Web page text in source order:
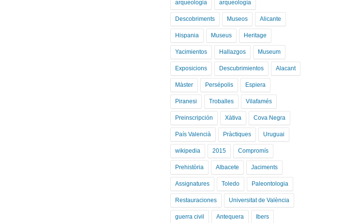
arqueologia arqueología
Descobriments Museos Alicante
Hispania Museus Heritage
Yacimientos Hallazgos Museum
Exposicions Descubrimientos Alacant
Màster Persépolis Espiera
Piranesi Troballes Vilafamés
Preinscripción Xàtiva Cova Negra
País Valencià Pràctiques Uruguai
wikipedia 2015 Compromís
Prehistòria Albacete Jaciments
Assignatures Toledo Paleontologia
Restauraciones Universitat de València
guerra civil Antequera Ibers